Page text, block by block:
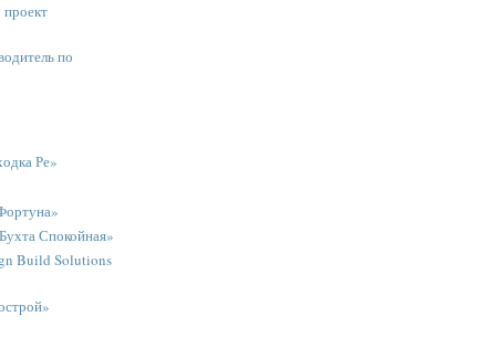
проект
по
Ре»
Спокойная»
Build Solutions